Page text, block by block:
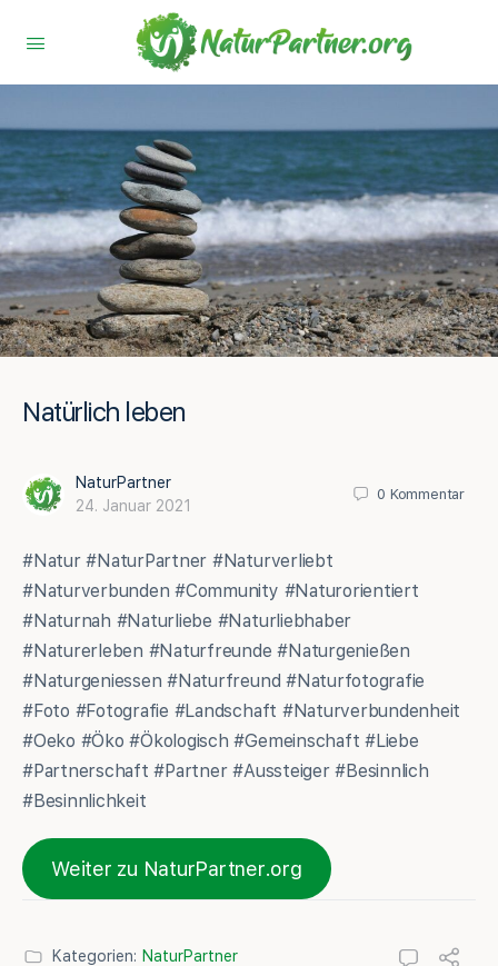
Natürlich leben
NaturPartner
24. Januar 2021
0 Kommentar
#Natur #NaturPartner #Naturverliebt
#Naturverbunden #Community #Naturorientiert
#Naturnah #Naturliebe #Naturliebhaber
#Naturerleben #Naturfreunde #Naturgenießen
#Naturgeniessen #Naturfreund #Naturfotografie
#Foto #Fotografie #Landschaft #Naturverbundenheit
#Oeko #Öko #Ökologisch #Gemeinschaft #Liebe
#Partnerschaft #Partner #Aussteiger #Besinnlich
#Besinnlichkeit
Weiter zu NaturPartner.org
Kategorien: NaturPartner